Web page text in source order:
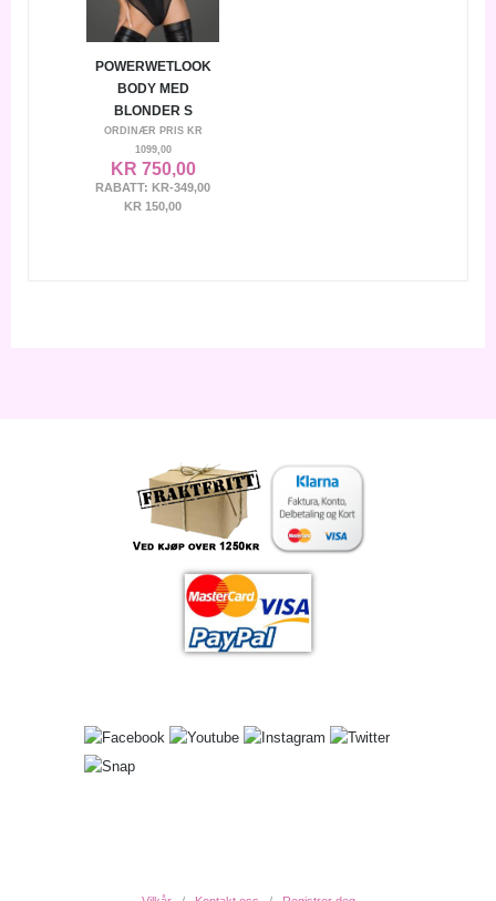
POWERWETLOOK
BODY MED
BLONDER S
ORDINÆR PRIS KR
1099,00
KR 750,00
RABATT: KR-349,00
KR 150,00